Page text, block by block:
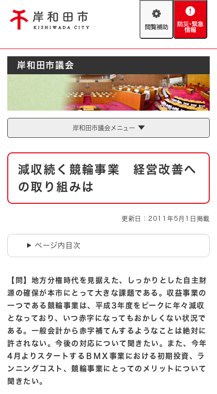
閲
助
防
緊
情
報
Foreign language
やさしい日本語
とじる
防災・緊急情報
ハザードマップ AED設置箇所
とじる
岸和田市議会
岸和田市議会メニュー
本
減収続く競輪事業 経営改善へ
の取り組みは
更新日：2011年5月1日掲載
ページ内目次
【問】地方分権時代を見据えた、しっかりとした自主財
源の確保が本市にとって大きな課題である。 収益事業の
一つである競輪事業は、平成3年度をピークに年々減収
となっており、いつ赤字になってもおかしくない状況で
ある。一般会計から赤字補てんするようなことは絶対に
許されない。今後の対応について聞きたい。 また、今年
4月よりスタートするＢＭＸ事業における初期投資、ラ
ンニングコスト、競輪事業にとってのメリットについて
聞きたい。